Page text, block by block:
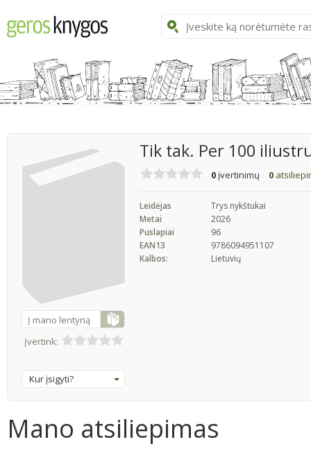
Į mano lentyną
Įvertink:
Kur įsigyti?
Tik tak. Per 100
0 įvertinimų 0
Leidėjas
Trys nykštukai
Metai
2026
Puslapiai
96
EAN13
9786094951107
Kalbos:
Lietuvių
Mano atsiliepimas